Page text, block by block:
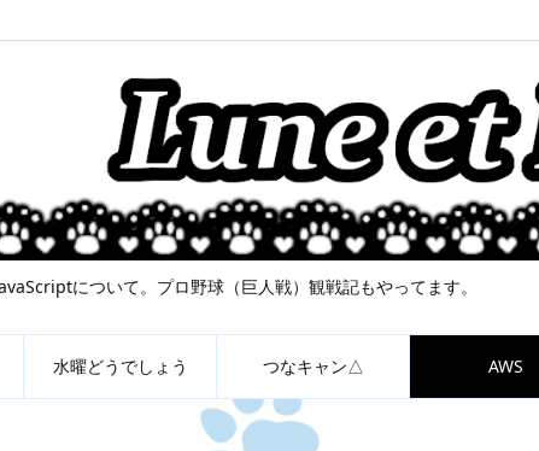
について。プロ野球（巨人戦）観戦記もやってます。
水曜どうでしょう つなキャン△ AWS